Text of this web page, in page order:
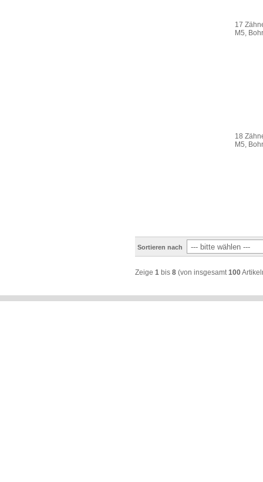
17
M5,
18
M5,
Sortieren nach
Zeige 1 bis 8 (von insgesamt100